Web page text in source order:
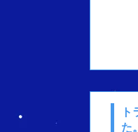
た。